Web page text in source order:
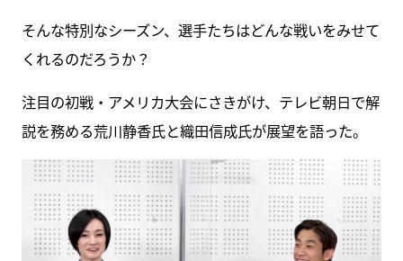
そんな特別なシーズン、選手たちはどんな戦いをみせて
くれるのだろうか？
注目の初戦・アメリカ大会にさきがけ、テレビ朝日で解
説を務める荒川静香氏と織田信成氏が展望を語った。